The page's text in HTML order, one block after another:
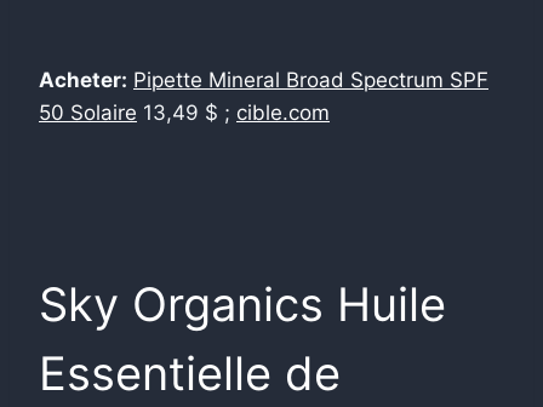
Acheter: Pipette Mineral Broad Spectrum SPF
50 Solaire 13,49 $ ; cible.com
Sky Organics Huile
Essentielle de